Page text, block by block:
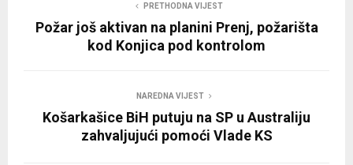
PRETHODNA VIJEST
Požar još aktivan na planini Prenj, požarišta
kod Konjica pod kontrolom
NAREDNA VIJEST
Košarkašice BiH putuju na SP u Australiju
zahvaljujući pomoći Vlade KS